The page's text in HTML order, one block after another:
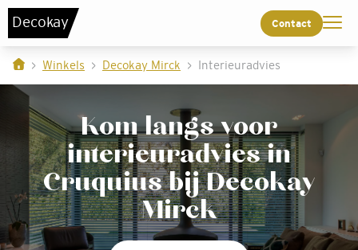
Decokay Contact
Winkels Decokay Mirck Interieuradvies
Kom langs voor
interieuradvies in
Cruquius bij Decokay
Mirck